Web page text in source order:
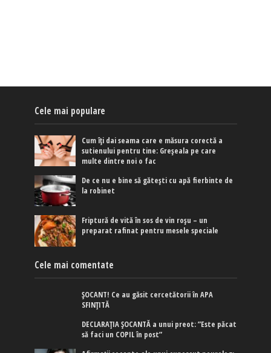
Cele mai populare
Cum îți dai seama care e măsura corectă a
sutienului pentru tine: Greșeala pe care
multe dintre noi o fac
De ce nu e bine să gătești cu apă fierbinte de
la robinet
Friptură de vită în sos de vin roșu – un
preparat rafinat pentru mesele speciale
Cele mai comentate
ȘOCANT! Ce au găsit cercetătorii în APA
SFINȚITĂ
DECLARAȚIA ȘOCANTĂ a unui preot: ”Este păcat
să faci un COPIL în post”